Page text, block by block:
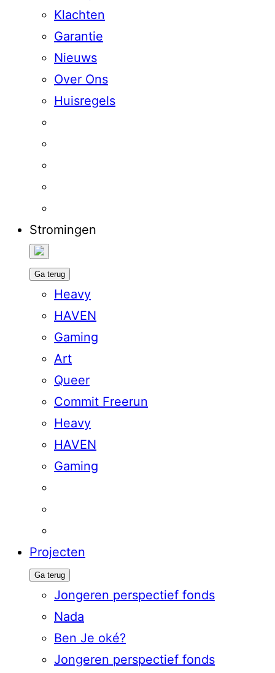
Klachten
Garantie
Nieuws
Over Ons
Huisregels
Stromingen
Ga terug
Heavy
HAVEN
Gaming
Art
Queer
Commit Freerun
Heavy
HAVEN
Gaming
Projecten
Ga terug
Jongeren perspectief fonds
Nada
Ben Je oké?
Jongeren perspectief fonds